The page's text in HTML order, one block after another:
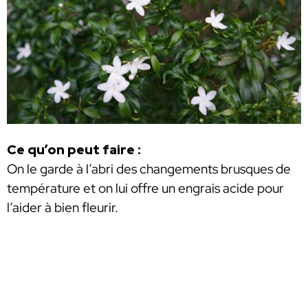
Ce qu’on peut faire :
On le garde à l’abri des changements brusques de
température et on lui offre un engrais acide pour
l’aider à bien fleurir.